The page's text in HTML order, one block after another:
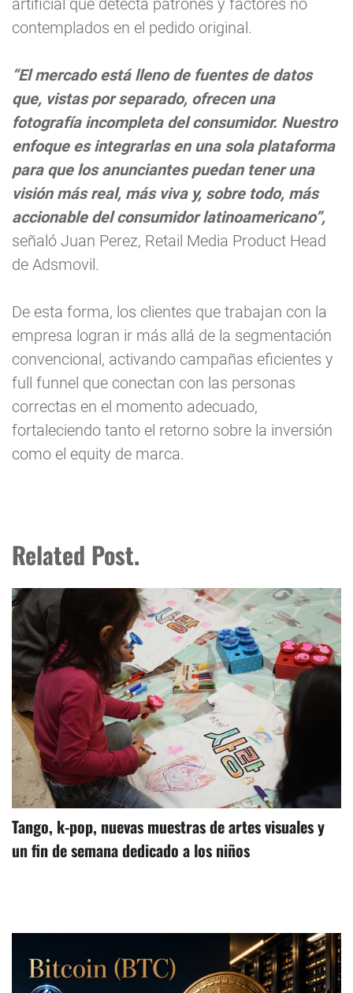
artificial que detecta patrones y factores no
contemplados en el pedido original.
“El mercado está lleno de fuentes de datos
que, vistas por separado, ofrecen una
fotografía incompleta del consumidor. Nuestro
enfoque es integrarlas en una sola plataforma
para que los anunciantes puedan tener una
visión más real, más viva y, sobre todo, más
accionable del consumidor latinoamericano”,
señaló Juan Perez, Retail Media Product Head
de Adsmovil.
De esta forma, los clientes que trabajan con la
empresa logran ir más allá de la segmentación
convencional, activando campañas eficientes y
full funnel que conectan con las personas
correctas en el momento adecuado,
fortaleciendo tanto el retorno sobre la inversión
como el equity de marca.
Related Post.
Tango, k-pop, nuevas muestras de artes visuales y
un fin de semana dedicado a los niños